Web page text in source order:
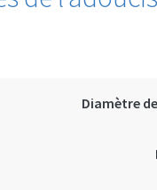
Diamètre